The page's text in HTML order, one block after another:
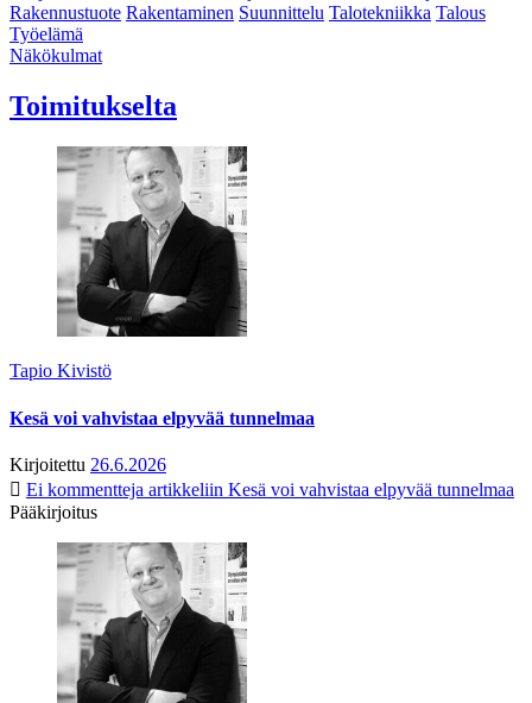
Rakennustuote Rakentaminen Suunnittelu Talotekniikka Talous
Työelämä
Näkökulmat
Toimitukselta
Tapio Kivistö
Kesä voi vahvistaa elpyvää tunnelmaa
Kirjoitettu 26.6.2026
Ei kommentteja artikkeliin Kesä voi vahvistaa elpyvää tunnelmaa
Pääkirjoitus